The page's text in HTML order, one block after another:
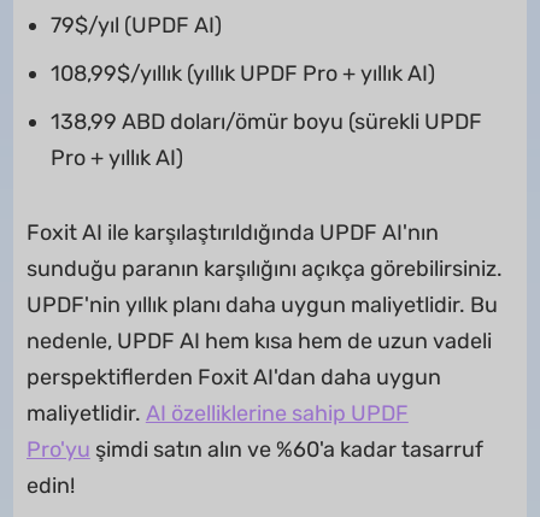
79$/yıl (UPDF AI)
108,99$/yıllık (yıllık UPDF Pro + yıllık AI)
138,99 ABD doları/ömür boyu (sürekli UPDF
Pro + yıllık AI)
Foxit AI ile karşılaştırıldığında UPDF AI'nın
sunduğu paranın karşılığını açıkça görebilirsiniz.
UPDF'nin yıllık planı daha uygun maliyetlidir. Bu
nedenle, UPDF AI hem kısa hem de uzun vadeli
perspektiflerden Foxit AI'dan daha uygun
maliyetlidir. AI özelliklerine sahip UPDF
Pro'yu şimdi satın alın ve %60'a kadar tasarruf
edin!